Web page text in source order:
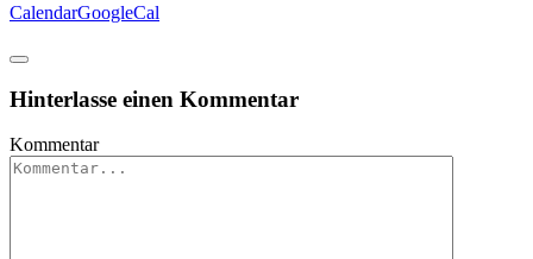
CalendarGoogleCal
Hinterlasse einen Kommentar
Kommentar